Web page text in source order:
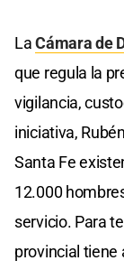
LaCámara de
que regula la
vigilancia,
iniciativa,
Santa Fe
12.000
servicio. Para
provincial tiene